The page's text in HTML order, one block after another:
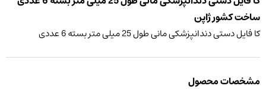
ساخت کشور ژاپن
کا فایل دستی دندانپزشکی مانی طول 25 میلی متر بسته 6 عددی
مشخصات محصول